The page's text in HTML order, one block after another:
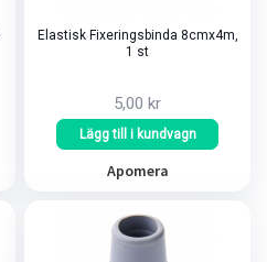
Elastisk Fixeringsbinda 8cmx4m,
1 st
5,00 kr
Lägg till i kundvagn
Apomera